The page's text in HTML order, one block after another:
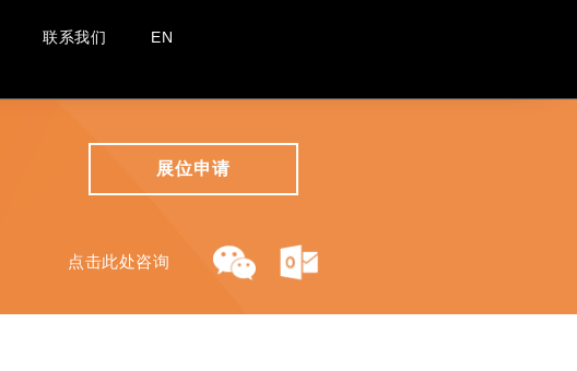
联系我们 EN
展位申请
点击此处咨询